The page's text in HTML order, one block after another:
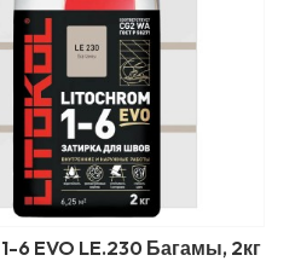
6 EVO LE.230 Багамы, 2кг